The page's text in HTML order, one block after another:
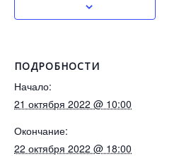
ПОДРОБНОСТИ
Начало:
21 октября 2022 @ 10:00
Окончание:
22 октября 2022 @ 18:00